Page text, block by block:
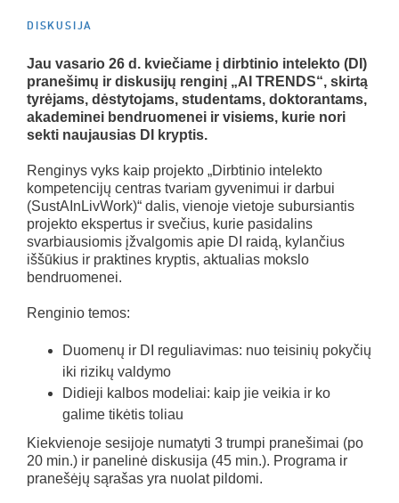
DISKUSIJA
Jau vasario 26 d. kviečiame į dirbtinio intelekto (DI)
pranešimų ir diskusijų renginį „AI TRENDS“, skirtą
tyrėjams, dėstytojams, studentams, doktorantams,
akademinei bendruomenei ir visiems, kurie nori
sekti naujausias DI kryptis.
Renginys vyks kaip projekto „Dirbtinio intelekto
kompetencijų centras tvariam gyvenimui ir darbui
(SustAInLivWork)“ dalis, vienoje vietoje subursiantis
projekto ekspertus ir svečius, kurie pasidalins
svarbiausiomis įžvalgomis apie DI raidą, kylančius
iššūkius ir praktines kryptis, aktualias mokslo
bendruomenei.
Renginio temos:
Duomenų ir DI reguliavimas: nuo teisinių pokyčių
iki rizikų valdymo
Didieji kalbos modeliai: kaip jie veikia ir ko
galime tikėtis toliau
Kiekvienoje sesijoje numatyti 3 trumpi pranešimai (po
20 min.) ir panelinė diskusija (45 min.). Programa ir
pranešėjų sąrašas yra nuolat pildomi.